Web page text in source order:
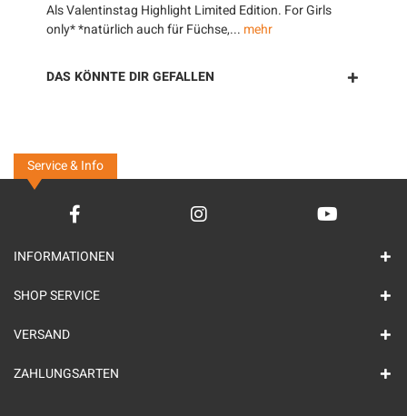
Als Valentinstag Highlight Limited Edition. For Girls
only* *natürlich auch für Füchse,... mehr
DAS KÖNNTE DIR GEFALLEN
Service & Info
INFORMATIONEN
SHOP SERVICE
VERSAND
ZAHLUNGSARTEN